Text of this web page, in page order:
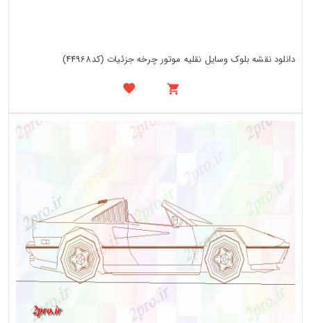
دانلود نقشه بلوک وسایل نقلیه موتور چرخه جزئیات (کد44968)